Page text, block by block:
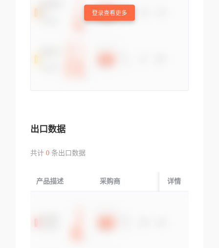
登录查看更多
出口数据
共计 0条出口数据
产品描述 采购商 起运国/地区
详情